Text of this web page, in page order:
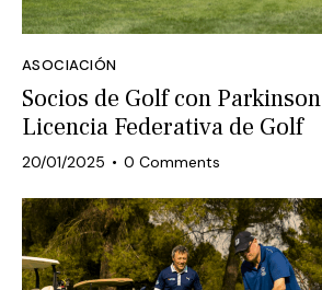
ASOCIACIÓN
Socios de Golf con
Licencia Federativa de Golf
20/01/2025 0 Comments